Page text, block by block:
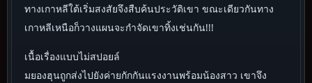
ทางเกาหลีใต้เริ่มสงสัยจึงสืบค้นประวัติเขา ขณะเดียวกันทาง
เกาหลีเหนือก็วางแผนจะกำจัดเขาทิ้งเช่นกัน!!!
เนื้อเรื่องแบบไม่สปอยล์
มยองฮุนถูกส่งไปยังค่ายกักกันแรงงานพร้อมน้องสาว เขาจึง